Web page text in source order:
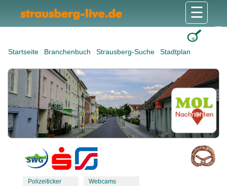
Startseite Branchenbuch Strausberg-Suche Stadtplan
☰
Polizeiticker
Webcams